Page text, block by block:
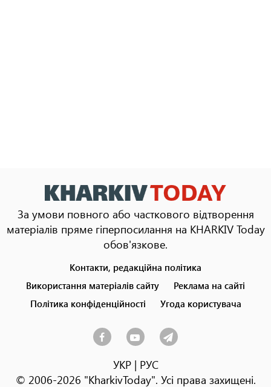
За умови повного або часткового відтворення
матеріалів пряме гіперпосилання на KHARKIV Today
обов'язкове.
menu
Контакти, редакційна політика
Використання матеріалів сайту
Реклама на сайті
Політика конфіденційності
Угода користувача
УКР| РУС
© 2006-2026 "KharkivToday". Усі права захищені.